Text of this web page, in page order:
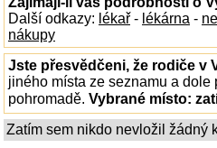
Další odkazy: lékař - lékárna -
nákupy
Jste přesvědčeni, že rodiče v
jiného místa ze seznamu a
pohromadě. Vybrané místo:
Zatím sem nikdo nevložil žádný